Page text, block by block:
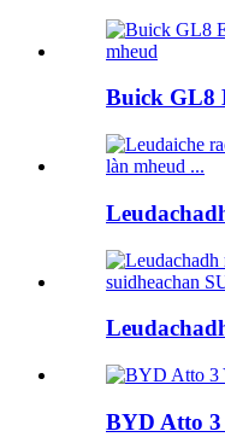
Buick GL8
BYD Atto